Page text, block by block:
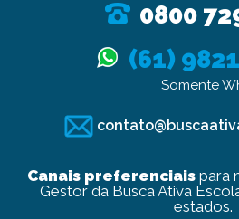
0800
(61)
Somente
Canais preferenciaispara
Gestor da Busca Ativa
estados.